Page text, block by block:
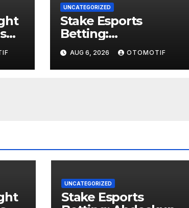
UNCATEGORIZED
Stake Esports
Betting:
Abdeckung und
Quoten
AUG 6, 2026 OTOMOTIF
UNCATEGORIZED
Stake Esports